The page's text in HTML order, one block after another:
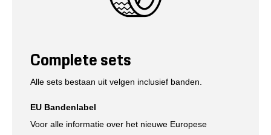
Complete sets
Alle sets bestaan uit velgen inclusief banden.
EU Bandenlabel
Voor alle informatie over het nieuwe Europese